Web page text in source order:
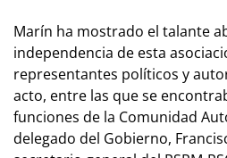
Marín ha mostrado el talante
independencia de esta
representantes políticos y
acto, entre las que se
funciones de la Comunidad
delegado del Gobierno,